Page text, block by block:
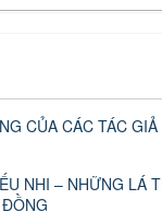
CỦA CÁC TÁC
NHI – NHỮNG LÁ